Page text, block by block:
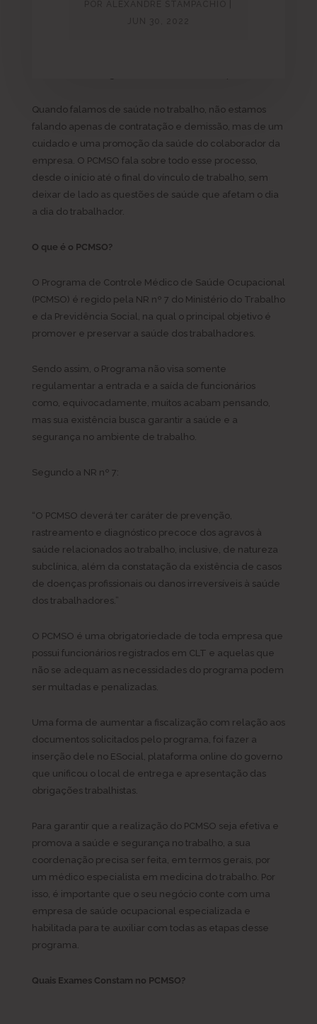
Quando falamos de saúde no trabalho, não estamos
falando apenas de contratação e demissão, mas de um
cuidado e uma promoção da saúde do colaborador da
empresa. O PCMSO fala sobre todo esse processo,
desde o início até o final do vínculo de trabalho, sem
deixar de lado as questões de saúde que afetam o dia
a dia do trabalhador.
O que é o PCMSO?
O Programa de Controle Médico de Saúde Ocupacional
(PCMSO) é regido pela NR nº 7 do Ministério do Trabalho
e da Previdência Social, na qual o principal objetivo é
promover e preservar a saúde dos trabalhadores.
Sendo assim, o Programa não visa somente
regulamentar a entrada e a saída de funcionários
como, equivocadamente, muitos acabam pensando,
mas sua existência busca garantir a saúde e a
segurança no ambiente de trabalho.
Segundo a NR nº 7:
“O PCMSO deverá ter caráter de prevenção,
rastreamento e diagnóstico precoce dos agravos à
saúde relacionados ao trabalho, inclusive, de natureza
subclínica, além da constatação da existência de casos
de doenças profissionais ou danos irreversíveis à saúde
dos trabalhadores.”
O PCMSO é uma obrigatoriedade de toda empresa que
possui funcionários registrados em CLT e aquelas que
não se adequam as necessidades do programa podem
ser multadas e penalizadas.
Uma forma de aumentar a fiscalização com relação aos
documentos solicitados pelo programa, foi fazer a
inserção dele no ESocial, plataforma online do governo
que unificou o local de entrega e apresentação das
obrigações trabalhistas.
Para garantir que a realização do PCMSO seja efetiva e
promova a saúde e segurança no trabalho, a sua
coordenação precisa ser feita, em termos gerais, por
um médico especialista em medicina do trabalho. Por
isso, é importante que o seu negócio conte com uma
empresa de saúde ocupacional especializada e
habilitada para te auxiliar com todas as etapas desse
programa.
Quais Exames Constam no PCMSO?